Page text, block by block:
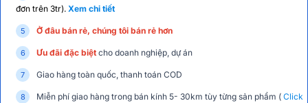
đơn trên 3tr). Xem chi tiết
Ở đâu bán rẻ, chúng tôi bán rẻ hơn
Ưu đãi đặc biệt cho doanh nghiệp, dự án
Giao hàng toàn quốc, thanh toán COD
Miễn phí giao hàng trong bán kính 5- 30km tùy từng sản phẩm ( Click